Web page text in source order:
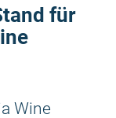
für
Wine